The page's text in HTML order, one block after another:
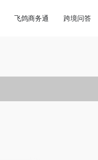
飞鸽商务通 跨境问答